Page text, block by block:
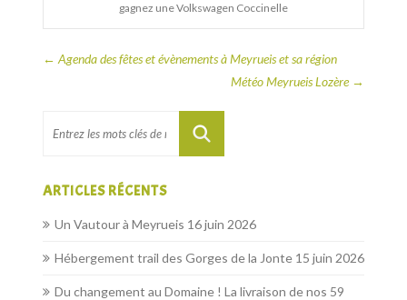
gagnez une Volkswagen Coccinelle
← Agenda des fêtes et évènements à Meyrueis et sa région
Météo Meyrueis Lozère →
ARTICLES RÉCENTS
Un Vautour à Meyrueis 16 juin 2026
Hébergement trail des Gorges de la Jonte 15 juin 2026
Du changement au Domaine ! La livraison de nos 59